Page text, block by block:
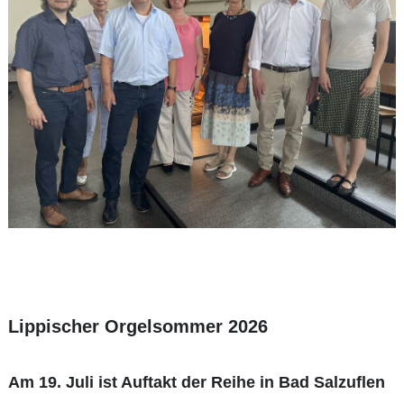
Lippischer Orgelsommer 2026
Am 19. Juli ist Auftakt der Reihe in Bad Salzuflen